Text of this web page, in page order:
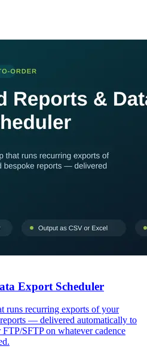
Export Scheduler
runs recurring exports of your
— delivered automatically to
SFTP on whatever cadence